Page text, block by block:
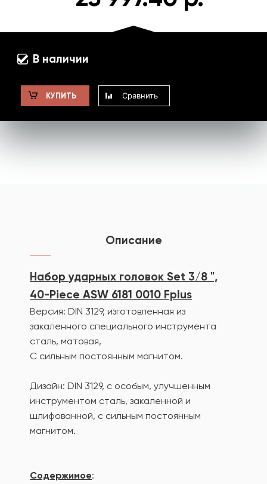
В наличии
КУПИТЬ Сравнить
Описание
Набор ударных головок Set 3/8 ",
40-Piece ASW 6181 0010 Fplus
Версия: DIN 3129, изготовленная из
закаленного специального инструмента
сталь, матовая,
С сильным постоянным магнитом.
Дизайн: DIN 3129, с особым, улучшенным
инструментом сталь, закаленной и
шлифованной, с сильным постоянным
магнитом.
Содержимое: